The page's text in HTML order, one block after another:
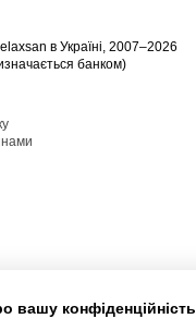
в Україні, 2007–2026
банком)
вашу конфіденційність